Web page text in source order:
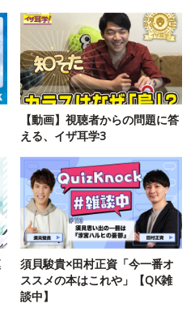
【動画】視聴者からの問題に答
える、イザ耳学3
須貝駿貴×田村正資「今一番オ
ススメの本はこれや」【QK雑
談中】